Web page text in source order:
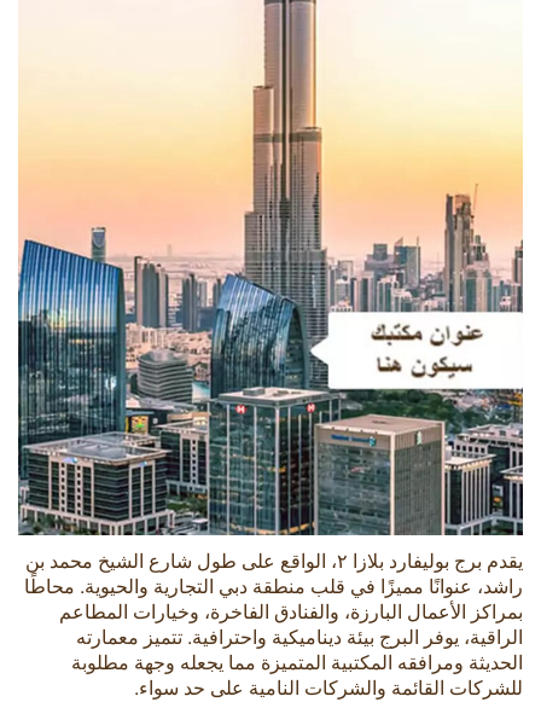
يقدم برج بوليفارد بلازا ٢، الواقع على طول شارع الشيخ محمد بن
راشد، عنوانًا مميزًا في قلب منطقة دبي التجارية والحيوية. محاطًا
بمراكز الأعمال البارزة، والفنادق الفاخرة، وخيارات المطاعم
الراقية، يوفر البرج بيئة ديناميكية واحترافية. تتميز معمارته
الحديثة ومرافقه المكتبية المتميزة مما يجعله وجهة مطلوبة
للشركات القائمة والشركات النامية على حد سواء.